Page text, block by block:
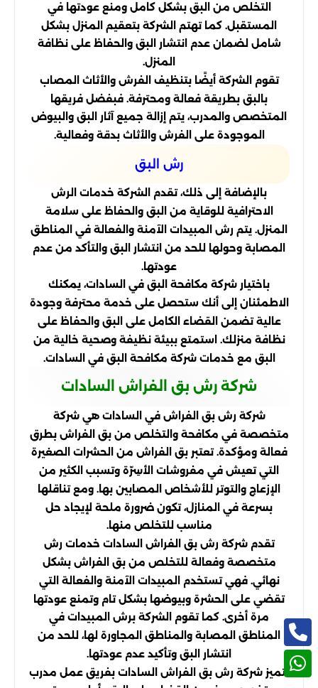
التخلص من البق بشكل كامل ومنع عودتها في
المستقبل. كما تهتم الشركة بتعقيم المنزل بشكل
شامل لضمان عدم انتشار البق والحفاظ على نظافة
المنزل.
تقوم الشركة أيضًا بتنظيف الفرش والأثاث المصاب
بالبق بطريقة فعالة ومحترفة. فبفضل فريقها
المتخصص والمدرب، يتم إزالة جميع آثار البق والبيوض
الموجودة على الفرش والأثاث بدقة وفعالية.
رش البق
بالإضافة إلى ذلك، تقدم الشركة خدمات الرش
الاحترافية للوقاية من البق والحفاظ على سلامة
المنزل. يتم رش المبيدات الآمنة والفعالة في المناطق
المصابة وحولها للحد من انتشار البق والتأكد من عدم
عودتها.
باختيار شركة مكافحة البق في السادات، يمكنك
الاطمئنان إلى أنك ستحصل على خدمة محترفة وجودة
عالية تضمن القضاء الكامل على البق والحفاظ على
نظافة منزلك. استمتع ببيئة نظيفة وصحية خالية من
البق مع خدمات شركة مكافحة البق في السادات.
شركة رش بق الفراش السادات
شركة رش بق الفراش في السادات هي شركة
متخصصة في مكافحة والتخلص من بق الفراش بطرق
فعالة ومؤكدة. تعتبر بق الفراش من الحشرات الصغيرة
التي تعيش في مفروشات الأسِرّة وتسبب الكثير من
الإزعاج والتوتر للأشخاص المصابين بها. ومع تناقلها
بسرعة في المنازل، تكون ضرورة ملحة لإيجاد حل
مناسب للتخلص منها.
تقدم شركة رش بق الفراش السادات خدمات رش
متخصصة وفعالة للتخلص من بق الفراش بشكل
نهائي. فهي تستخدم المبيدات الآمنة والفعالة التي
تقضي على الحشرة وبيوضها بشكل تام وتمنع عودتها
مرة أخرى. كما تقوم الشركة برش المبيدات في
المناطق المصابة والمناطق المجاورة لها، للحد من
انتشار البق وتأكيد عدم عودتها.
تتميز شركة رش بق الفراش السادات بفريق عمل مدرب